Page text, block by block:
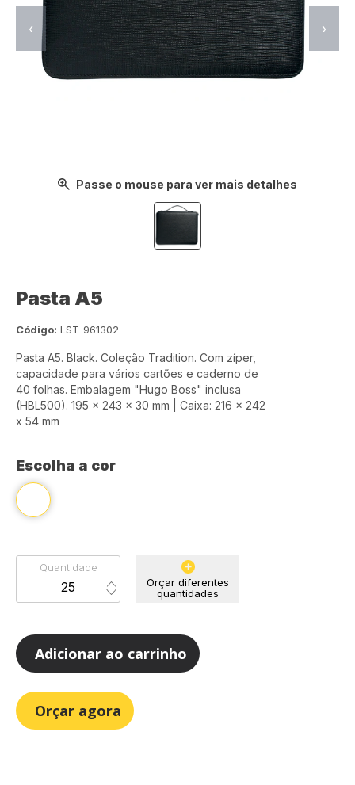
Passe o mouse para ver mais detalhes
‹ ›
Pasta A5
Código: LST-961302
Pasta A5. Black. Coleção Tradition. Com zíper,
capacidade para vários cartões e caderno de
40 folhas. Embalagem "Hugo Boss" inclusa
(HBL500). 195 x 243 x 30 mm | Caixa: 216 x 242
x 54 mm
Escolha a cor
Quantidade
Orçar diferentes
quantidades
Adicionar ao carrinho
Orçar agora